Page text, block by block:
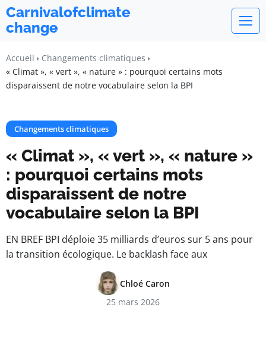
Carnivalofclimate
change
Accueil
Changements climatiques
« Climat », « vert », « nature » : pourquoi certains mots
disparaissent de notre vocabulaire selon la BPI
Changements climatiques
« Climat », « vert », « nature »
: pourquoi certains mots
disparaissent de notre
vocabulaire selon la BPI
EN BREF BPI déploie 35 milliards d’euros sur 5 ans pour
la transition écologique. Le backlash face aux
Chloé Caron
25 mars 2026